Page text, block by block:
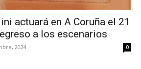
actuará en A Coruña el 21
a los escenarios
2024 0